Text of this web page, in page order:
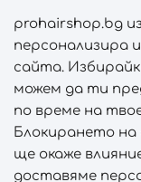
Последвай ни
Начини на
prohairshop.bg
персонализира
сайта.
можем да ти
по време на
Блокирането на
ще окаже
доставяме